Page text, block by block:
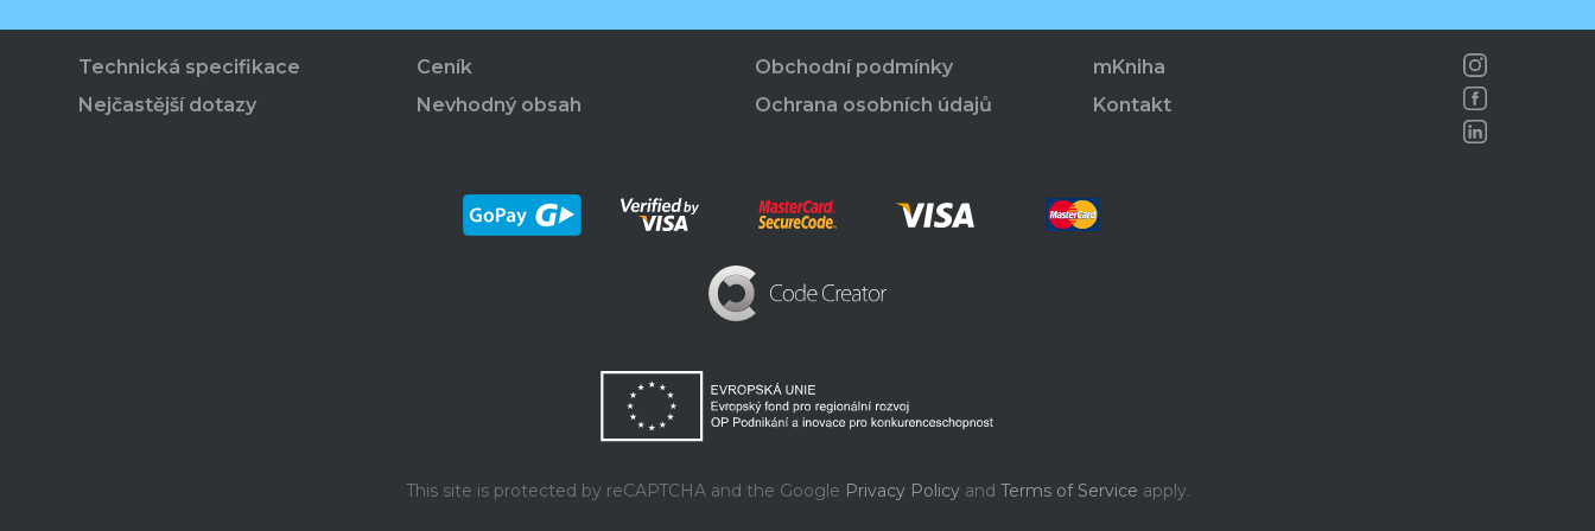
Technická specifikace
Nejčastější dotazy
Ceník
Nevhodný obsah
Obchodní podmínky
Ochrana osobních údajů
mKniha
Kontakt
This site is protected by reCAPTCHA and the Google Privacy Policyand Terms of Service apply.